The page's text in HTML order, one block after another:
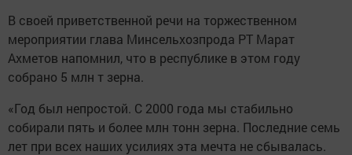
Согласно условиям конкурса, техника, на которой
работают комбайнеры, была поделена на группы в